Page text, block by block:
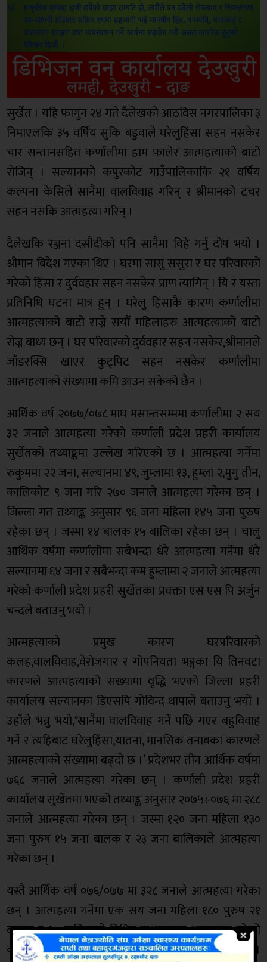
सुर्खेत । यहि फागुन २४ गते दैलेखको आठविस नगरपालिका ३
निमाएलकि ३५ वर्षिय सुकि बडुवाले घरेलुहिंसा सहन नसकेर
चार सन्तानसहित कर्णालीमा हाम फालेर आत्महत्याको बाटो
रोजिन् । सल्यानको कपुरकोट गाउँपालिकाकि २१ वर्षिय
कल्पना केसिले सानैमा वालविवाह गरिन् र श्रीमानको टचर
सहन नसकि आत्महत्या गरिन् ।
दैलेखकि रञ्जना दसौदीको पनि सानैमा विहे गर्नु दोष भयो ।
श्रीमान बिदेश गएका थिए । घरमा सासु ससुरा र घर परिवारको
गरेको हिंसा र दुर्ववहार सहन नसकेर प्राण त्यागिन् । यि र यस्ता
प्रतिनिधि घटना मात्र हुन् । घरेलु हिंसाकै कारण कर्णालीमा
आत्महत्याको बाटो राज्ने सयौँ महिलाहरु आत्महत्याको बाटो
रोज्न बाध्य छन् । घर परिवारको दुर्ववहार सहन नसकेर,श्रीमानले
जाँडरक्सि खाएर कुट्पिट सहन नसकेर कर्णालीमा
आत्महत्याको संख्यामा कमि आउन सकेको छैन ।
आर्थिक वर्ष २०७७/०७८ माघ मसान्तसम्ममा कर्णालीमा २ सय
३२ जनाले आत्महत्या गरेको कर्णाली प्रदेश प्रहरी कार्यालय
सुर्खेतको तथ्याङ्कमा उल्लेख गरिएको छ । आत्महत्या गर्नेमा
रुकुममा २२ जना, सल्यानमा ४९, जुम्लामा १३, हुम्ला २,मुगु तीन,
कालिकोट ९ जना गरि २७० जनाले आत्महत्या गरेका छन् ।
जिल्ला गत तथ्याङ्क अनुसार ९६ जना महिला १४५ जना पुरुष
रहेका छन् । जस्मा १४ बालक १५ बालिका रहेका छन् । चालु
आर्थिक वर्षमा कर्णालीमा सबैभन्दा धेरै आत्महत्या गर्नेमा धेरै
सल्यानमा ६४ जना र सबैभन्दा कम हुम्लामा २ जनाले आत्महत्या
गरेको कर्णाली प्रदेश प्रहरी सुर्खेतका प्रवक्ता एस एस पि अर्जुन
चन्दले बताउनु भयो ।
आत्महत्याको प्रमुख कारण घरपरिवारको
कलह,वालविवाह,वेरोजगार र गोपनियता भङ्गका यि तिनवटा
कारणले आत्महत्याको संख्यामा वृद्धि भएको जिल्ला प्रहरी
कार्यालय सल्यानका डिएसपि गोविन्द थापाले बताउनु भयो ।
उहाँले भन्नु भयो,‘सानैमा वालविवाह गर्ने पछि गएर बहुविवाह
गर्ने र त्यहिबाट घरेलुहिंसा,यातना, मानसिक तनाबका कारणले
आत्महत्याको संख्यामा बढ्दो छ ।’ प्रदेशभर तीन आर्थिक वर्षमा
७६८ जनाले आत्महत्या गरेका छन् । कर्णाली प्रदेश प्रहरी
कार्यालय सुर्खेतमा भएको तथ्याङ्क अनुसार २०७५÷०७६ मा २८८
जनाले आत्महत्या गरेका छन् । जस्मा १२० जना महिला १३०
जना पुरुष १५ जना बालक र २३ जना बालिकाले आत्महत्या
गरेका छन् ।
यस्तै आर्थिक वर्ष ०७६/०७७ मा ३२८ जनाले आत्महत्या गरेका
छन् । आत्महत्या गर्नेमा एक सय जना महिला १८० पुरुष २१
बालक र १७ बालिकाले विभिन्न माध्यामबाट आत्महत्या गरेको
कर्णाली प्रदेश प्रहरीका प्रवक्ता एसएसपि अर्जुन चन्दले बताए ।